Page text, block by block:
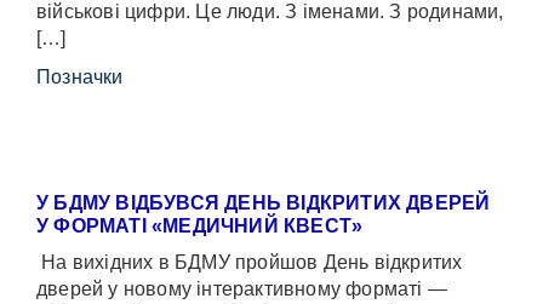
військові цифри. Це люди. З іменами. З родинами,
[…]
Позначки
У БДМУ ВІДБУВСЯ ДЕНЬ ВІДКРИТИХ ДВЕРЕЙ
У ФОРМАТІ «МЕДИЧНИЙ КВЕСТ»
На вихідних в БДМУ пройшов День відкритих
дверей у новому інтерактивному форматі —